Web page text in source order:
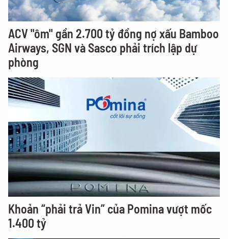
ACV "ôm" gần 2.700 tỷ đồng nợ xấu Bamboo
Airways, SGN và Sasco phải trích lập dự
phòng
Khoản “phải trả Vin” của Pomina vượt mốc
1.400 tỷ